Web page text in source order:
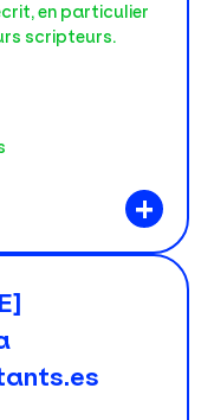
en particulier
scripteurs.
+